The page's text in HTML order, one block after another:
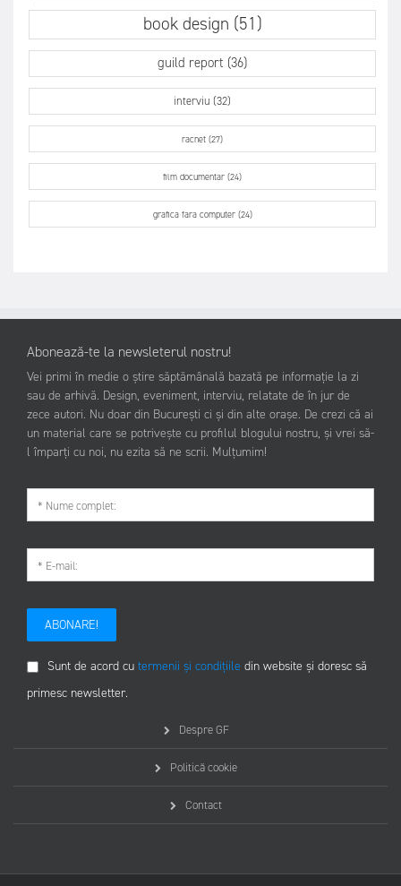
book design (51)
guild report (36)
interviu (32)
racnet (27)
film documentar (24)
grafica fara computer (24)
Abonează-te la newsleterul nostru!
Vei primi în medie o știre săptămânală bazată pe informație la zi
sau de arhivă. Design, eveniment, interviu, relatate de în jur de
zece autori. Nu doar din București ci și din alte orașe. De crezi că ai
un material care se potrivește cu profilul blogului nostru, și vrei să-
l împarți cu noi, nu ezita să ne scrii. Mulțumim!
ABONARE!
Sunt de acord cu termenii și condițiile din website și doresc să
primesc newsletter.
Despre GF
Politică cookie
Contact